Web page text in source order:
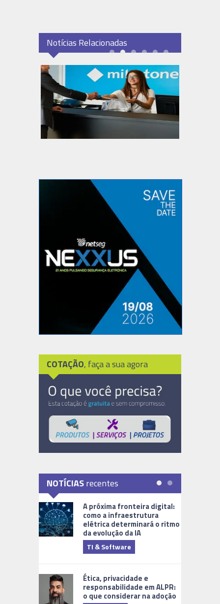
Notícias Relacionadas
COTAÇÃO, faça a sua agora
NOTÍCIASrecentes
A próxima fronteira digital:
como a infraestrutura
elétrica determinará o ritmo
da evolução da IA
TI & Software
Ética, privacidade e
responsabilidade em ALPR:
o que considerar na adoção